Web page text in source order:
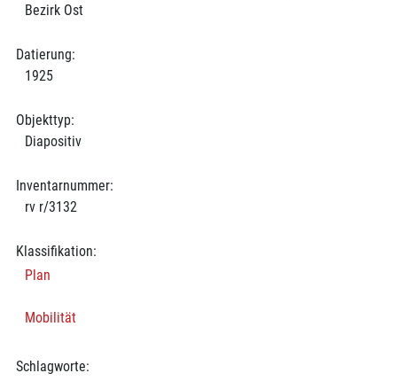
Bezirk Ost
Datierung:
1925
Objekttyp:
Diapositiv
Inventarnummer:
rv r/3132
Klassifikation:
Plan
Mobilität
Schlagworte: